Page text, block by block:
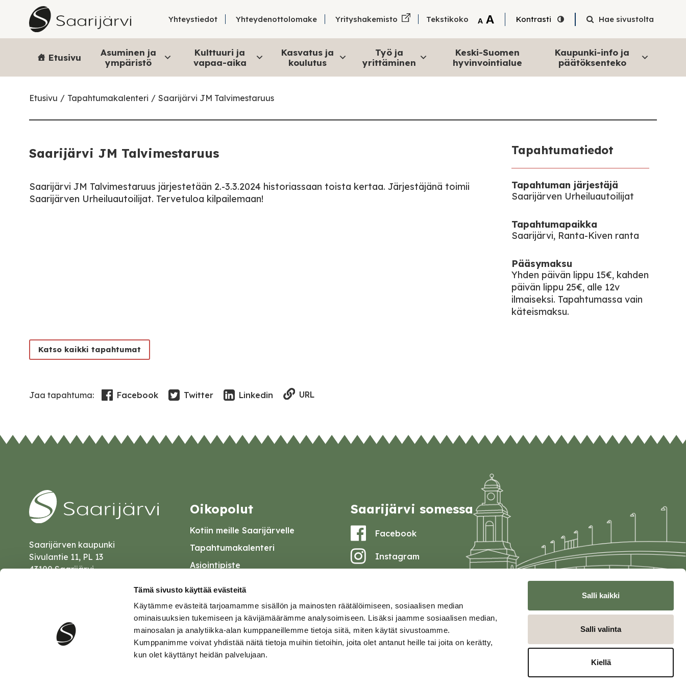
Tämä sivusto käyttää evästeitä
Käytämme evästeitä tarjoamamme sisällön ja mainosten räätälöimiseen, sosiaalisen median
ominaisuuksien tukemiseen ja kävijämäärämme analysoimiseen. Lisäksi jaamme sosiaalisen median,
mainosalan ja analytiikka-alan kumppaneillemme tietoja siitä, miten käytät sivustoamme.
Kumppanimme voivat yhdistää näitä tietoja muihin tietoihin, joita olet antanut heille tai joita on kerätty,
kun olet käyttänyt heidän palvelujaan.
Salli kaikki
Salli valinta
Kiellä
Skip to content
Yhteystiedot Yhteydenottolomake Yrityshakemisto Tekstikoko A Tekstin pienentäminen
A Tekstin suurentaminen
Kontrasti Hae sivustolta
Etusivu
Asuminen ja
ympäristö
Kulttuuri ja
vapaa-aika
Kasvatus ja
koulutus
Työ ja
yrittäminen
Keski-Suomen
hyvinvointialue
Kaupunki-info ja
päätöksenteko
Etusivu Tapahtumakalenteri Saarijärvi JM Talvimestaruus
Saarijärvi JM Talvimestaruus
Saarijärvi JM Talvimestaruus järjestetään 2.-3.3.2024 historiassaan toista kertaa. Järjestäjänä toimii
Saarijärven Urheiluautoilijat. Tervetuloa kilpailemaan!
Tapahtumatiedot
Tapahtuman järjestäjä
Saarijärven Urheiluautoilijat
Tapahtumapaikka
Saarijärvi, Ranta-Kiven ranta
Pääsymaksu
Yhden päivän lippu 15€, kahden
päivän lippu 25€, alle 12v
ilmaiseksi. Tapahtumassa vain
käteismaksu.
Katso kaikki tapahtumat
Jaa tapahtuma: Facebook Twitter Linkedin URL
Saarijärven kaupunki
Sivulantie 11, PL 13
43100 Saarijärvi
Oikopolut
Kotiin meille Saarijärvelle
Tapahtumakalenteri
Asiointipiste
Palautelomake
Saavutettavuusseloste
Tietosuoja
Saarijärvi somessa
Facebook
Instagram